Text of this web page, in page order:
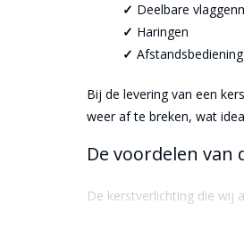
✓ Deelbare
✓ Haringen
✓ Afstandsbediening
Bij de levering van een
weer af te breken, wat
De voordelen
De kerstverlichting die wij